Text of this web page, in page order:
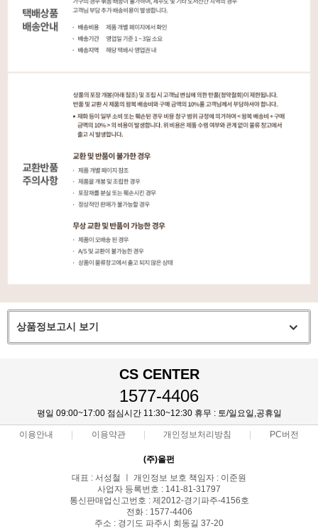
상품정보고시 보기
CS CENTER
1577-4406
평일 09:00~17:00 점심시간 11:30~12:30 휴무 : 토/일요일,공휴일
이용안내 이용약관 개인정보처리방침 PC버전
(주)올펀
대표 : 서성철 ㅣ 개인정보 보호 책임자 : 이준원
사업자 등록번호 : 141-81-31797
통신판매업신고번호 : 제2012-경기파주-4156호
전화 : 1577-4406
주소 : 경기도 파주시 회동길 37-20